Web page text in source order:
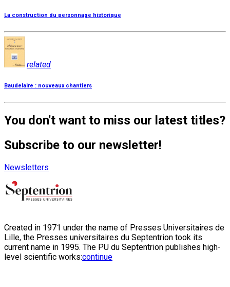
La construction du personnage historique
related
Baudelaire : nouveaux chantiers
You don't want to miss our latest titles?
Subscribe to our newsletter!
Newsletters
Created in 1971 under the name of Presses Universitaires de
Lille, the Presses universitaires du Septentrion took its
current name in 1995. The PU du Septentrion publishes high-
level scientific works:continue